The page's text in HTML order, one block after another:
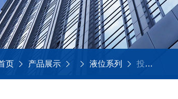
页 产品展示 液位系列 投入式液位变送器LI/PRC-916液位测量